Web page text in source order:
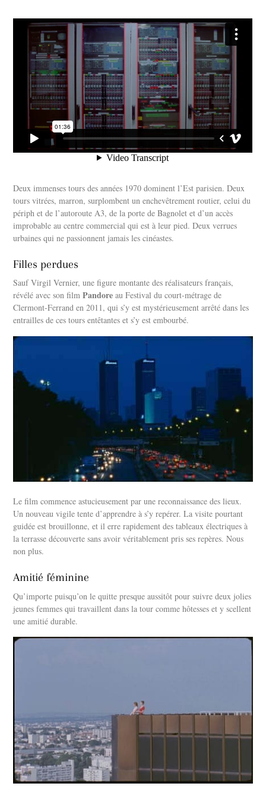
Deux immenses tours des années 1970 dominent l’Est parisien. Deux
tours vitrées, marron, surplombent un enchevêtrement routier, celui du
périph et de l’autoroute A3, de la porte de Bagnolet et d’un accès
improbable au centre commercial qui est à leur pied. Deux verrues
urbaines qui ne passionnent jamais les cinéastes.
Filles perdues
Sauf Virgil Vernier, une figure montante des réalisateurs français,
révélé avec son filmPandore au Festival du court-métrage de
Clermont-Ferrand en 2011, qui s’y est mystérieusement arrêté dans les
entrailles de ces tours entêtantes et s’y est embourbé.
Le film commence astucieusement par une reconnaissance des lieux.
Un nouveau vigile tente d’apprendre à s’y repérer. La visite pourtant
guidée est brouillonne, et il erre rapidement des tableaux électriques à
la terrasse découverte sans avoir véritablement pris ses repères. Nous
non plus.
Amitié féminine
Qu’importe puisqu’on le quitte presque aussitôt pour suivre deux jolies
jeunes femmes qui travaillent dans la tour comme hôtesses et y scellent
une amitié durable.